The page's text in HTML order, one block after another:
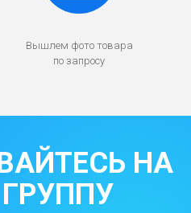
Вышлем фото товара
по запросу
НА